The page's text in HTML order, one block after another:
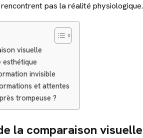
pas la réalité physiologique.
visuelle
invisible
et attentes
trompeuse ?
la comparaison visuelle